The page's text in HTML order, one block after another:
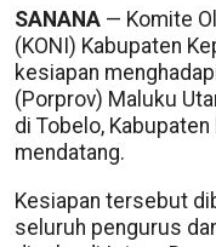
SANANA — Komite
(KONI) Kabupaten
kesiapan
(Porprov) Maluku
di Tobelo,
mendatang.
Kesiapan tersebut
seluruh pengurus